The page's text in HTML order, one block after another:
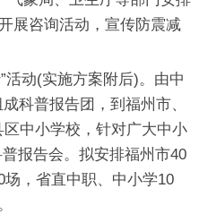
展咨询活动，宣传防震减
动(实施方案附后)。由中
科普报告团，到福州市、
中小学校，针对广大中小
报告会。拟安排福州市40
，省直中职、中小学10